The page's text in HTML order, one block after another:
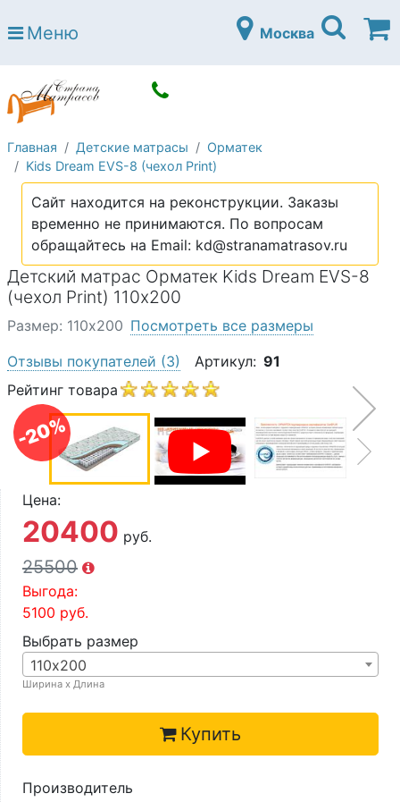
Страна матрасов
Open submenu (Матрасы)
Open submenu (Кровати)
Кровати
Open submenu (Аксессуары)
Open submenu (Диваны)
Диваны
Open submenu (Постельное белье)
Постельное белье
Open submenu (Мебель)
Мебель
Open submenu (Основания)
Основания
Open submenu (Детские матрасы)
Детские матрасы
Open submenu (Детские кровати)
Детские кровати
Open submenu (Шкафы)
Шкафы
О компании
Контакты
Доставка по городу
Меню Москва
Главная Детские матрасы
Орматек
Kids Dream EVS-8 (чехол Print)
Сайт находится на реконструкции. Заказы
временно не принимаются. По вопросам
обращайтесь на Email: kd@stranamatrasov.ru
Детский матрас Орматек Kids Dream EVS-8
(чехол Print) 110х200
-20%
Размер: 110х200 Посмотреть все размеры
Отзывы покупателей (3) Артикул: 91
Рейтинг товара
Цена:
20400 руб.
25500
Выгода:
5100 руб.
Выбрать размер
110х200
Ширина х Длина
Купить
Производитель